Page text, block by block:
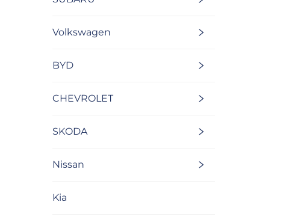
Volkswagen
BYD
CHEVROLET
SKODA
Nissan
Kia